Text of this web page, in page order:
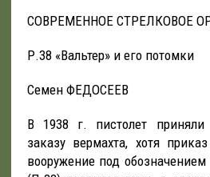
СОВРЕМЕННОЕ СТРЕЛКОВОЕ
Р.38 «Вальтер» и его потомки
Семен ФЕДОСЕЕВ
В 1938 г. пистолет
заказу вермахта, хотя
вооружение под